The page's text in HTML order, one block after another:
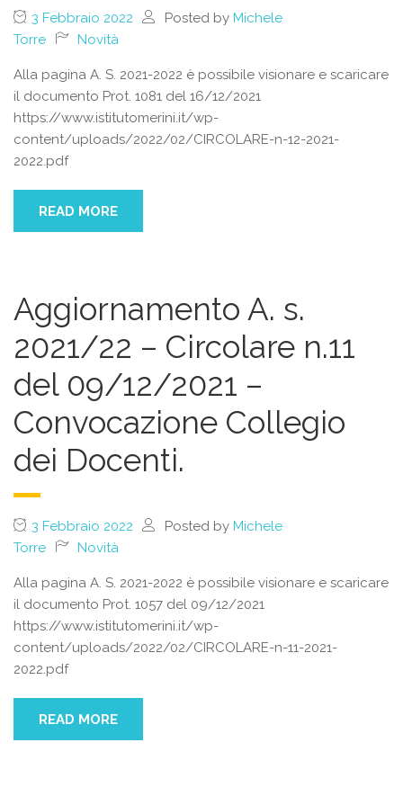
3 Febbraio 2022 Posted by Michele
Torre
Novità
Alla pagina A. S. 2021-2022 è possibile visionare e scaricare
il documento Prot. 1081 del 16/12/2021
https://www.istitutomerini.it/wp-
content/uploads/2022/02/CIRCOLARE-n-12-2021-
2022.pdf
READ MORE
Aggiornamento A. s.
2021/22 – Circolare n.11
del 09/12/2021 –
Convocazione Collegio
dei Docenti.
3 Febbraio 2022 Posted by Michele
Torre
Novità
Alla pagina A. S. 2021-2022 è possibile visionare e scaricare
il documento Prot. 1057 del 09/12/2021
https://www.istitutomerini.it/wp-
content/uploads/2022/02/CIRCOLARE-n-11-2021-
2022.pdf
READ MORE